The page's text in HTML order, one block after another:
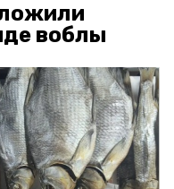
воблы